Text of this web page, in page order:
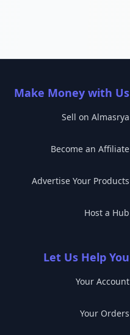
Make Money with Us
Sell on Almasrya
Become an Affiliate
Advertise Your Products
Host a Hub
Let Us Help You
Your Account
Your Orders